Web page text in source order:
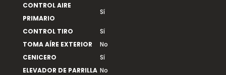
CONTROL AIRE
PRIMARIO
Sí
CONTROL TIRO
Sí
TOMA AÍRE EXTERIOR
No
CENICERO
Sí
ELEVADOR DE PARRILLA No